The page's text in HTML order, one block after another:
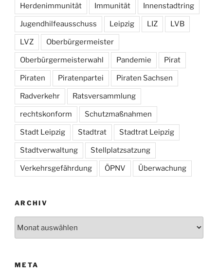
Herdenimmunität Immunität Innenstadtring
Jugendhilfeausschuss Leipzig LIZ LVB
LVZ Oberbürgermeister
Oberbürgermeisterwahl Pandemie Pirat
Piraten Piratenpartei Piraten Sachsen
Radverkehr Ratsversammlung
rechtskonform Schutzmaßnahmen
Stadt Leipzig Stadtrat Stadtrat Leipzig
Stadtverwaltung Stellplatzsatzung
Verkehrsgefährdung ÖPNV Überwachung
ARCHIV
META